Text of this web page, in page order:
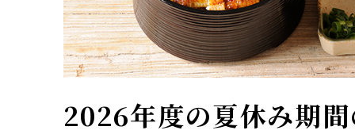
2026年度の夏休み期